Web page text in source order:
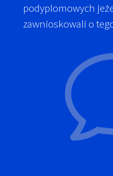
podyplomowych
zawnioskowali o